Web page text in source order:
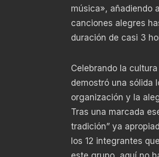
música», añadiendo
canciones alegres
duración de casi 3
Celebrando la
demostró una sólida
organización y la
Tras una marcada
tradición” ya
los 12 integrantes